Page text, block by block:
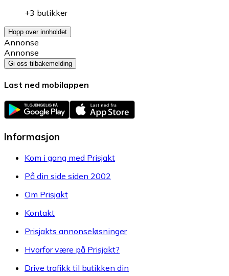
+3 butikker
Hopp over innholdet
Annonse
Annonse
Gi oss tilbakemelding
Last ned mobilappen
Informasjon
Kom i gang med Prisjakt
På din side siden 2002
Om Prisjakt
Kontakt
Prisjakts annonseløsninger
Hvorfor være på Prisjakt?
Drive trafikk til butikken din